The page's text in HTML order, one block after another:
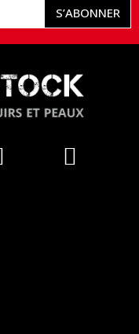
S’ABONNER